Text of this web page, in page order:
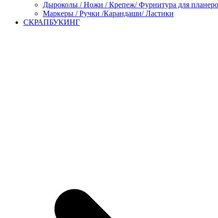
Дыроколы / Ножи / Крепеж/ Фурнитура для
Маркеры / Ручки /Карандаши/ Ластики
СКРАПБУКИНГ